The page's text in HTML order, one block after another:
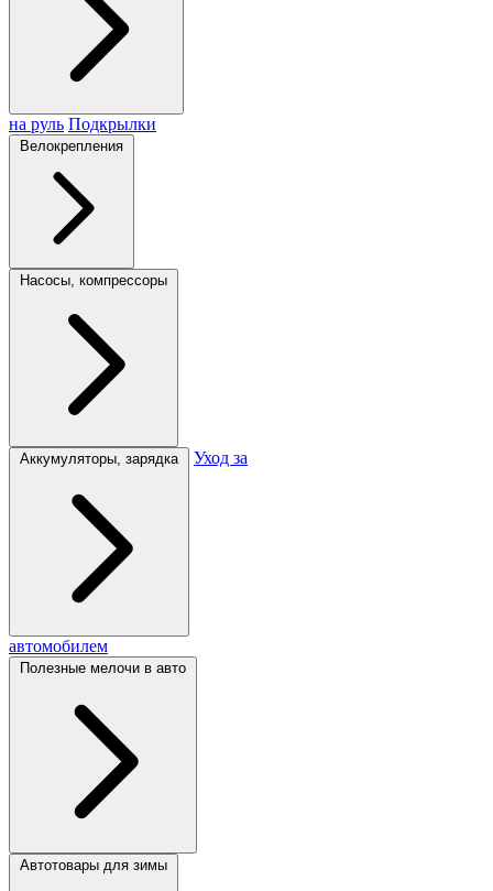
на руль Подкрылки
Велокрепления
Насосы, компрессоры
Аккумуляторы, зарядка Уход за
автомобилем
Полезные мелочи в авто
Автотовары для зимы